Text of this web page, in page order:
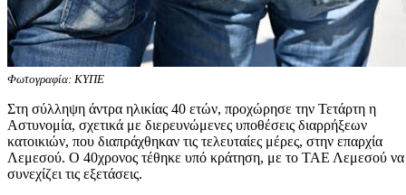
Φωτογραφία: ΚΥΠΕ
Στη σύλληψη άντρα ηλικίας 40 ετών, προχώρησε την Τετάρτη η
Αστυνομία, σχετικά με διερευνώμενες υποθέσεις διαρρήξεων
κατοικιών, που διαπράχθηκαν τις τελευταίες μέρες, στην επαρχία
Λεμεσού. Ο 40χρονος τέθηκε υπό κράτηση, με το ΤΑΕ Λεμεσού να
συνεχίζει τις εξετάσεις.